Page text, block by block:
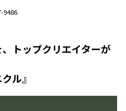
9486
トップクリエイターが
ル』